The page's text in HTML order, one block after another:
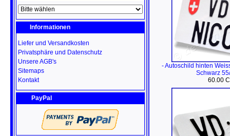
Informationen
Liefer und Versandkosten
Privatsphäre und Datenschutz
Unsere AGB's
Sitemaps
Kontakt
PayPal
- Autoschild hinten
Schwarz
60.00